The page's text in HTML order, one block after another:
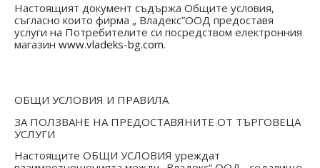
Настоящият документ съдържа Общите условия,
съгласно които фирма „ Владекс”ООД предоставя
услуги на Потребителите си посредством електронния
магазин www.vladeks-bg.com.
ОБЩИ УСЛОВИЯ И ПРАВИЛА
ЗА ПОЛЗВАНЕ НА ПРЕДОСТАВЯНИТЕ ОТ ТЪРГОВЕЦА
УСЛУГИ
Настоящите ОБЩИ УСЛОВИЯ уреждат